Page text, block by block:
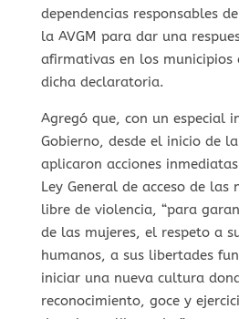
dependencias responsables
la AVGM para dar una
afirmativas en los municipios
dicha declaratoria.
Agregó que, con un especial
Gobierno, desde el inicio de
aplicaron acciones
Ley General de acceso de las
libre de violencia, “para
de las mujeres, el respeto a
humanos, a sus libertades
iniciar una nueva cultura
reconocimiento, goce y